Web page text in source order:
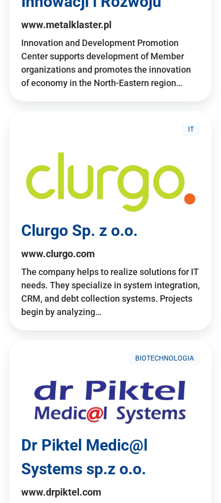
www.metalklaster.pl
Innovation and Development Promotion
Center supports development of Member
organizations and promotes the innovation
of economy in the North-Eastern region…
IT
Clurgo Sp. z o.o.
www.clurgo.com
The company helps to realize solutions for IT
needs. They specialize in system integration,
CRM, and debt collection systems. Projects
begin by analyzing…
BIOTECHNOLOGIA
Dr Piktel Medic@l
Systems sp.z o.o.
www.drpiktel.com